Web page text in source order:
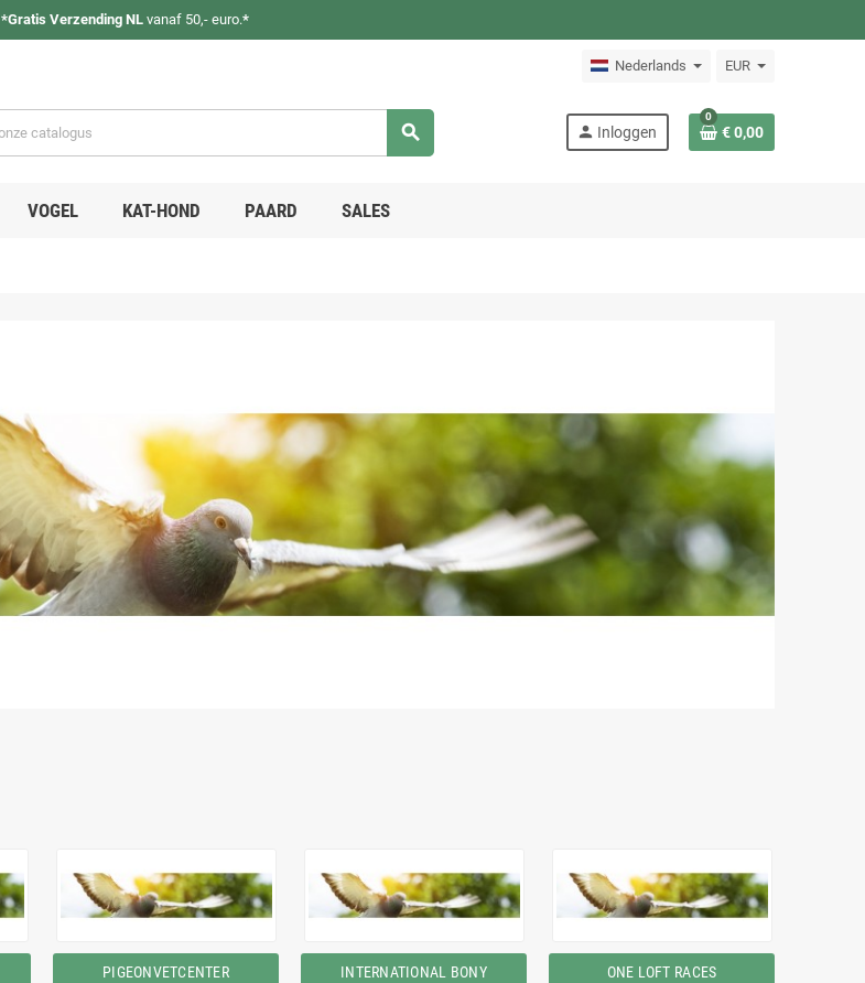
*Gratis Verzending NLvanaf 50,- euro.*
Nederlands EUR
search person Inloggen
0
€ 0,00
VOGEL KAT-HOND PAARD SALES
PIGEONVETCENTER
INTERNATIONAL BONY
ONE LOFT RACES